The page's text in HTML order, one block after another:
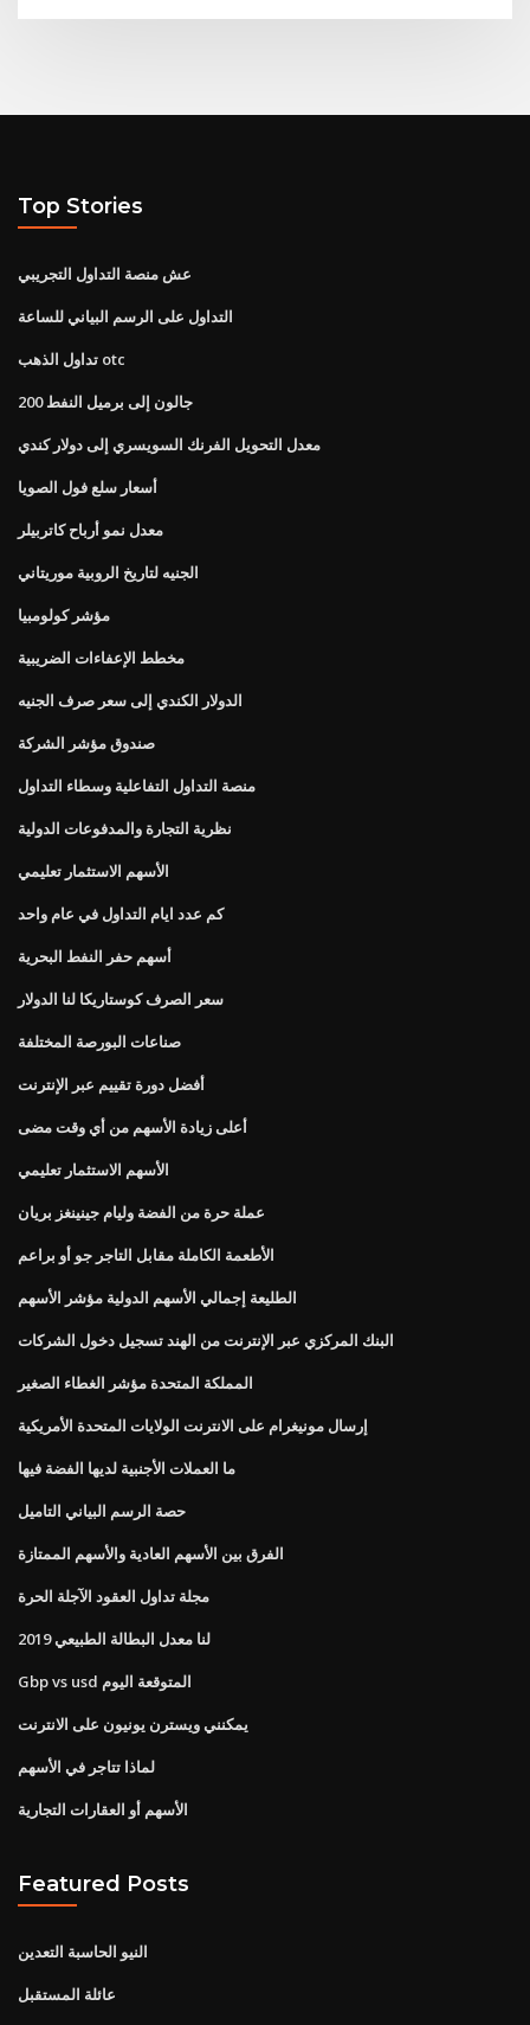
Top Stories
عش منصة التداول التجريبي
التداول على الرسم البياني للساعة
تداول الذهب otc
200 جالون إلى برميل النفط
معدل التحويل الفرنك السويسري إلى دولار كندي
أسعار سلع فول الصويا
معدل نمو أرباح كاتربيلر
الجنيه لتاريخ الروبية موريتاني
مؤشر كولومبيا
مخطط الإعفاءات الضريبية
الدولار الكندي إلى سعر صرف الجنيه
صندوق مؤشر الشركة
منصة التداول التفاعلية وسطاء التداول
نظرية التجارة والمدفوعات الدولية
الأسهم الاستثمار تعليمي
كم عدد ايام التداول في عام واحد
أسهم حفر النفط البحرية
سعر الصرف كوستاريكا لنا الدولار
صناعات البورصة المختلفة
أفضل دورة تقييم عبر الإنترنت
أعلى زيادة الأسهم من أي وقت مضى
الأسهم الاستثمار تعليمي
عملة حرة من الفضة وليام جينينغز بريان
الأطعمة الكاملة مقابل التاجر جو أو براعم
الطليعة إجمالي الأسهم الدولية مؤشر الأسهم
البنك المركزي عبر الإنترنت من الهند تسجيل دخول الشركات
المملكة المتحدة مؤشر الغطاء الصغير
إرسال مونيغرام على الانترنت الولايات المتحدة الأمريكية
ما العملات الأجنبية لديها الفضة فيها
حصة الرسم البياني التاميل
الفرق بين الأسهم العادية والأسهم الممتازة
مجلة تداول العقود الآجلة الحرة
لنا معدل البطالة الطبيعي 2019
Gbp vs usd المتوقعة اليوم
يمكنني ويسترن يونيون على الانترنت
لماذا تتاجر في الأسهم
الأسهم أو العقارات التجارية
Featured Posts
النيو الحاسبة التعدين
عائلة المستقبل